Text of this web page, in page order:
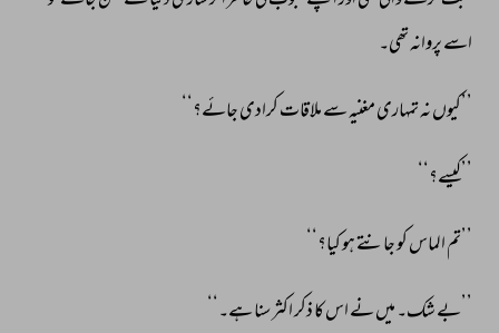
اسے پروانہ تھی۔
’’کیوں نہ تمہاری مغنیہ سے ملاقات کرادی جائے؟‘‘
’’کیسے؟‘‘
’’تم الماس کو جانتے ہو کیا؟‘‘
’’بے شک۔ میں نے اس کا ذکر اکثر سنا ہے۔‘‘